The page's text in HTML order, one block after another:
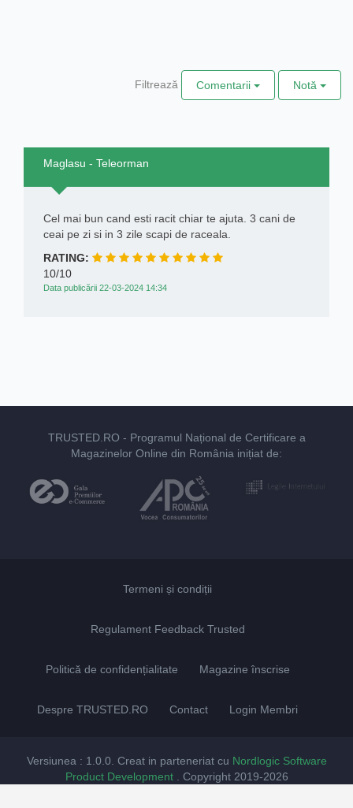
Filtrează Comentarii Notă
Maglasu - Teleorman
Cel mai bun cand esti racit chiar te ajuta. 3 cani de
ceai pe zi si in 3 zile scapi de raceala.
RATING:
10/10
Data publicării 22-03-2024 14:34
TRUSTED.RO - Programul Național de Certificare a
Magazinelor Online din România inițiat de:
Termeni și condiții
Regulament Feedback Trusted
Politică de confidențialitate Magazine înscrise
Despre TRUSTED.RO Contact Login Membri
Versiunea : 1.0.0. Creat in parteneriat cu Nordlogic Software
Product Development . Copyright 2019-2026